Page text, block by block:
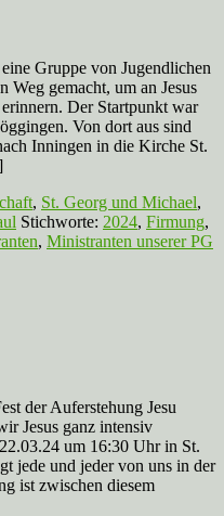
Gruppe von Jugendlichen
Weg gemacht, um an Jesus
Der Startpunkt war
Von dort aus sind
Inningen in die Kirche St.
, St. Georg und Michael,
Stichworte: 2024, Firmung,
, Ministranten unserer PG
der Auferstehung Jesu
Jesus ganz intensiv
um 16:30 Uhr in St.
jede und jeder von uns in der
ist zwischen diesem